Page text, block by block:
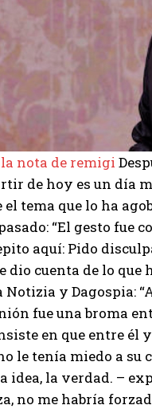
I WANT IN
la nota de remigi
de hoy es un día
tema que lo ha
“El gesto
aquí: Pido
dio cuenta de lo
y Dagospia:
fue una broma
en que entre él
le tenía miedo a su
idea, la verdad. –
no me habría